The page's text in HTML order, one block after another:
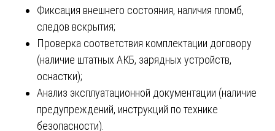
Фиксация внешнего состояния, наличия пломб,
следов вскрытия;
Проверка соответствия комплектации договору
(наличие штатных АКБ, зарядных устройств,
оснастки);
Анализ эксплуатационной документации (наличие
предупреждений, инструкций по технике
безопасности).